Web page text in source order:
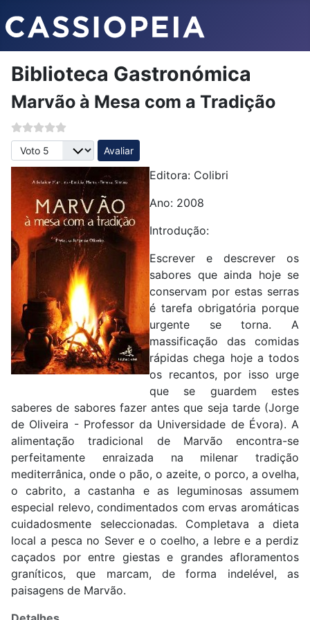
Biblioteca Gastronómica
Marvão à Mesa com a Tradição
Avalie, por favor
Editora: Colibri
Ano: 2008
Introdução:
Escrever e descrever os
sabores que ainda hoje se
conservam por estas serras
é tarefa obrigatória porque
urgente se torna. A
massificação das comidas
rápidas chega hoje a todos
os recantos, por isso urge
que se guardem estes
saberes de sabores fazer antes que seja tarde (Jorge
de Oliveira - Professor da Universidade de Évora). A
alimentação tradicional de Marvão encontra-se
perfeitamente enraizada na milenar tradição
mediterrânica, onde o pão, o azeite, o porco, a ovelha,
o cabrito, a castanha e as leguminosas assumem
especial relevo, condimentados com ervas aromáticas
cuidadosmente seleccionadas. Completava a dieta
local a pesca no Sever e o coelho, a lebre e a perdiz
caçados por entre giestas e grandes afloramentos
graníticos, que marcam, de forma indelével, as
paisagens de Marvão.